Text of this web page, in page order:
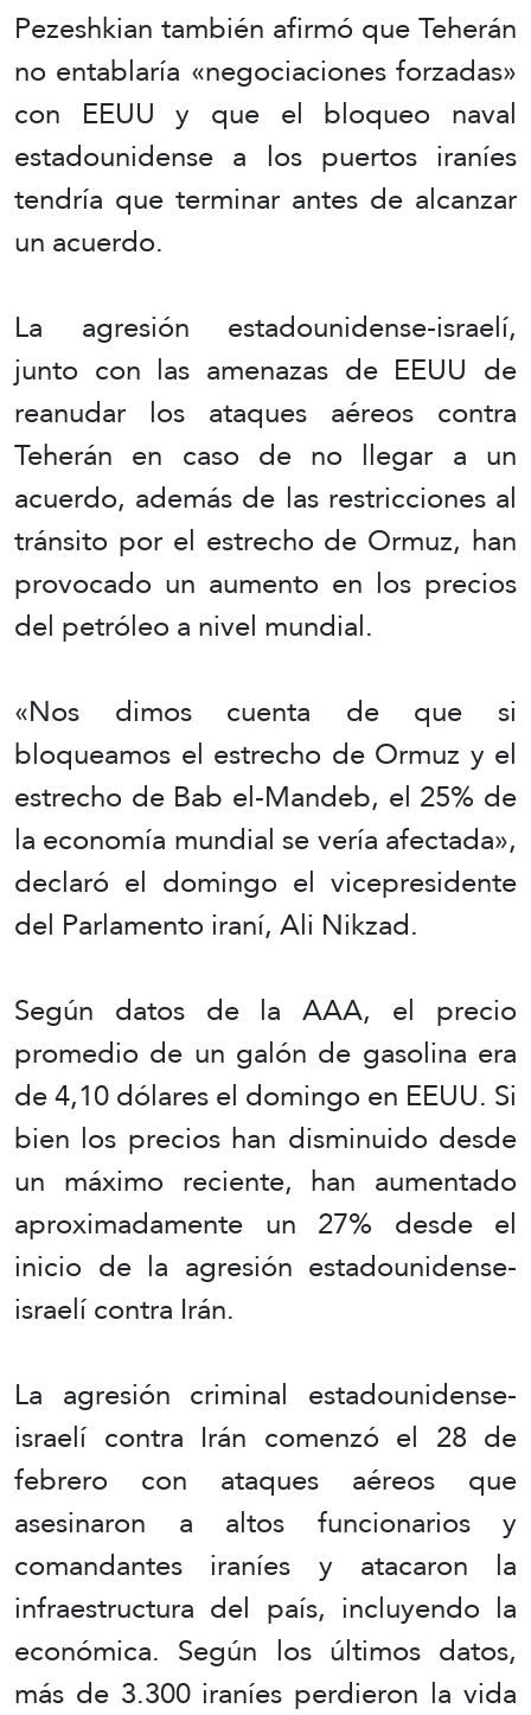
Pezeshkian también afirmó que Teherán
no entablaría «negociaciones forzadas»
con EEUU y que el bloqueo naval
estadounidense a los puertos iraníes
tendría que terminar antes de alcanzar
un acuerdo.
La agresión estadounidense-israelí,
junto con las amenazas de EEUU de
reanudar los ataques aéreos contra
Teherán en caso de no llegar a un
acuerdo, además de las restricciones al
tránsito por el estrecho de Ormuz, han
provocado un aumento en los precios
del petróleo a nivel mundial.
«Nos dimos cuenta de que si
bloqueamos el estrecho de Ormuz y el
estrecho de Bab el-Mandeb, el 25% de
la economía mundial se vería afectada»,
declaró el domingo el vicepresidente
del Parlamento iraní, Ali Nikzad.
Según datos de la AAA, el precio
promedio de un galón de gasolina era
de 4,10 dólares el domingo en EEUU. Si
bien los precios han disminuido desde
un máximo reciente, han aumentado
aproximadamente un 27% desde el
inicio de la agresión estadounidense-
israelí contra Irán.
La agresión criminal estadounidense-
israelí contra Irán comenzó el 28 de
febrero con ataques aéreos que
asesinaron a altos funcionarios y
comandantes iraníes y atacaron la
infraestructura del país, incluyendo la
económica. Según los últimos datos,
más de 3.300 iraníes perdieron la vida